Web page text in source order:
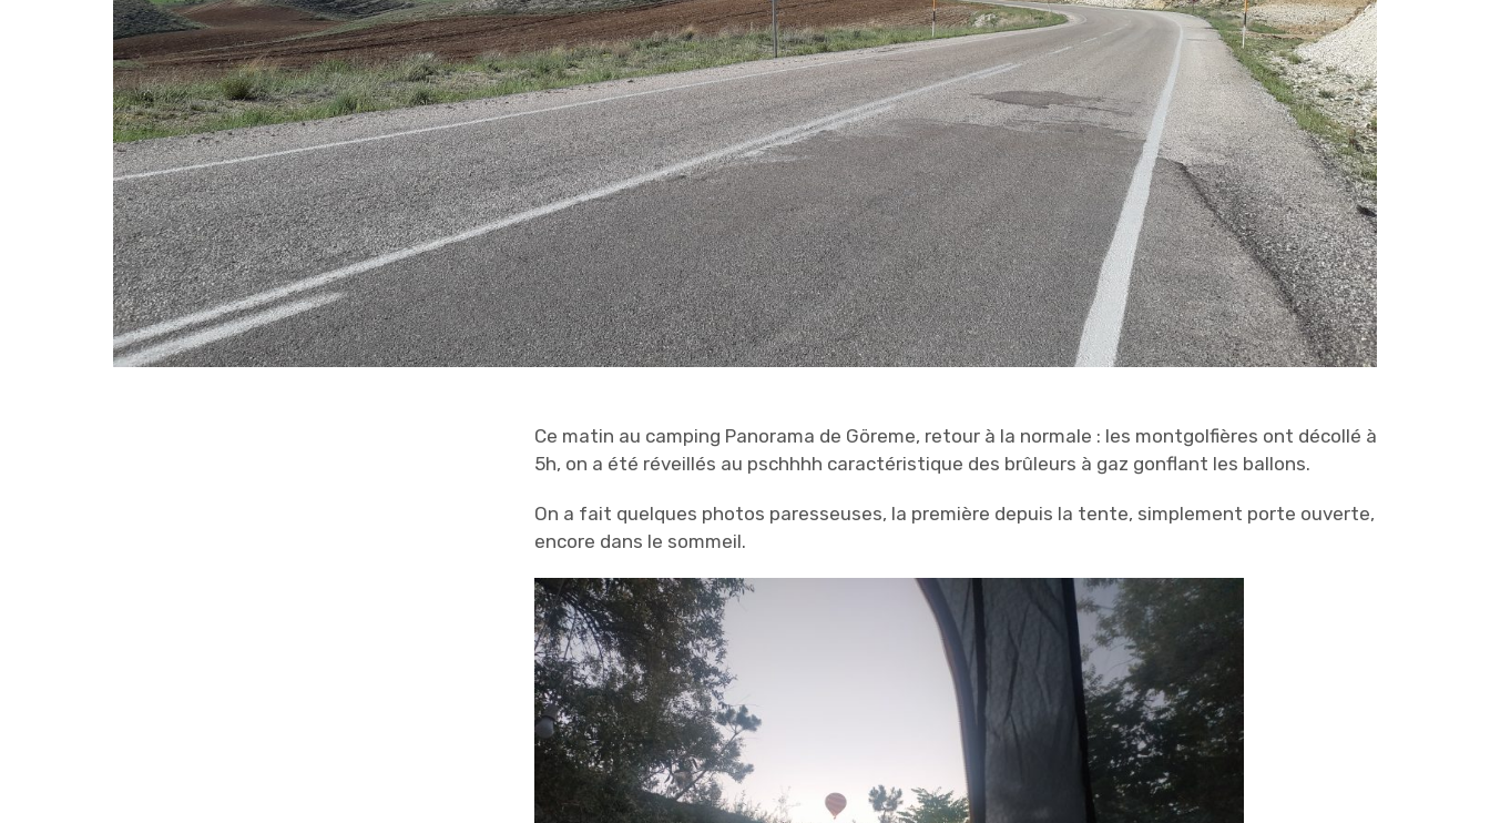
Ce matin au camping Panorama de Göreme, retour à la normale : les montgolfières ont décollé à
5h, on a été réveillés au pschhhh caractéristique des brûleurs à gaz gonflant les ballons.
On a fait quelques photos paresseuses, la première depuis la tente, simplement porte ouverte,
encore dans le sommeil.